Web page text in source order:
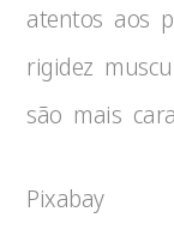
atentos aos
rigidez
são mais
Pixabay